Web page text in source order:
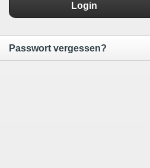
Login
Passwort vergessen?